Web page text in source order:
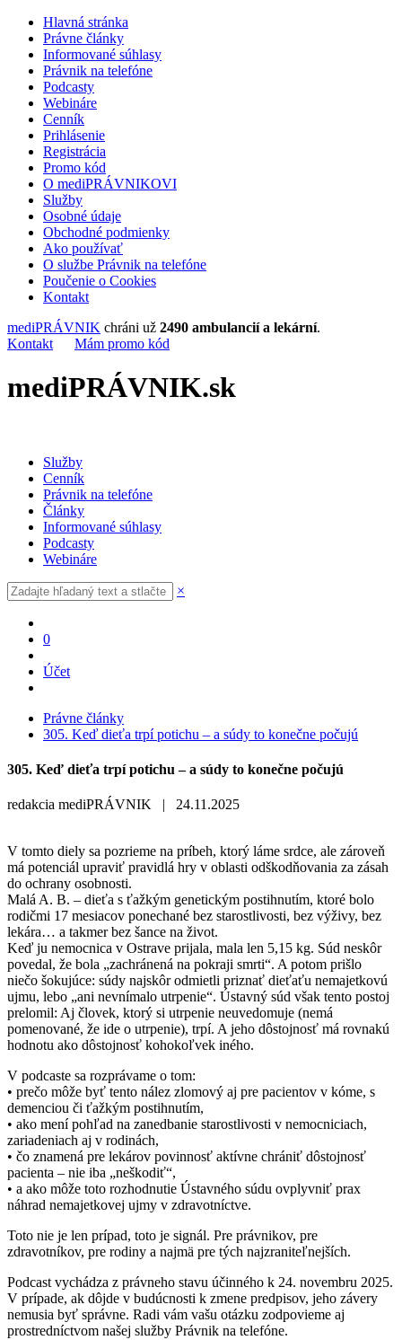
Hlavná stránka
Právne články
Informované súhlasy
Právnik na telefóne
Podcasty
Webináre
Cenník
Prihlásenie
Registrácia
Promo kód
O mediPRÁVNIKOVI
Služby
Osobné údaje
Obchodné podmienky
Ako používať
O službe Právnik na telefóne
Poučenie o Cookies
Kontakt
mediPRÁVNIK chráni už 2490 ambulancií a lekární.
Kontakt
Mám promo kód
mediPRÁVNIK.sk
Služby
Cenník
Právnik na telefóne
Články
Informované súhlasy
Podcasty
Webináre
×
0
Účet
Právne články
305. Keď dieťa trpí potichu – a súdy to konečne počujú
305. Keď dieťa trpí potichu – a súdy to konečne počujú
redakcia mediPRÁVNIK | 24.11.2025
V tomto diely sa pozrieme na príbeh, ktorý láme srdce, ale zároveň
má potenciál upraviť pravidlá hry v oblasti odškodňovania za zásah
do ochrany osobnosti.
Malá A. B. – dieťa s ťažkým genetickým postihnutím, ktoré bolo
rodičmi 17 mesiacov ponechané bez starostlivosti, bez výživy, bez
lekára… a takmer bez šance na život.
Keď ju nemocnica v Ostrave prijala, mala len 5,15 kg. Súd neskôr
povedal, že bola „zachránená na pokraji smrti“. A potom prišlo
niečo šokujúce: súdy najskôr odmietli priznať dieťaťu nemajetkovú
ujmu, lebo „ani nevnímalo utrpenie“. Ústavný súd však tento postoj
prelomil: Aj človek, ktorý si utrpenie neuvedomuje (nemá
pomenované, že ide o utrpenie), trpí. A jeho dôstojnosť má rovnakú
hodnotu ako dôstojnosť kohokoľvek iného.
V podcaste sa rozprávame o tom:
• prečo môže byť tento nález zlomový aj pre pacientov v kóme, s
demenciou či ťažkým postihnutím,
• ako mení pohľad na zanedbanie starostlivosti v nemocniciach,
zariadeniach aj v rodinách,
• čo znamená pre lekárov povinnosť aktívne chrániť dôstojnosť
pacienta – nie iba „neškodiť“,
• a ako môže toto rozhodnutie Ústavného súdu ovplyvniť prax
náhrad nemajetkovej ujmy v zdravotníctve.
Toto nie je len prípad, toto je signál. Pre právnikov, pre
zdravotníkov, pre rodiny a najmä pre tých najzraniteľnejších.
Podcast vychádza z právneho stavu účinného k 24. novembru 2025.
V prípade, ak dôjde v budúcnosti k zmene predpisov, jeho závery
nemusia byť správne. Radi vám vašu otázku zodpovieme aj
prostredníctvom našej služby Právnik na telefóne.